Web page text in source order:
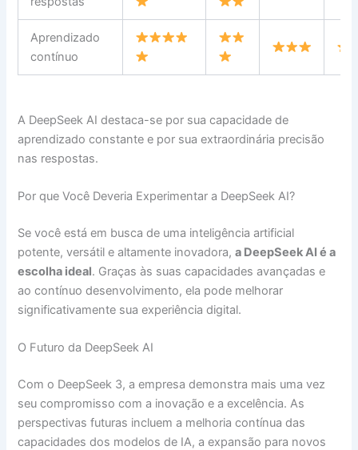
Aprendizado
contínuo
A DeepSeek AI destaca-se por sua capacidade de
aprendizado constante e por sua extraordinária precisão
nas respostas.
Por que Você Deveria Experimentar a DeepSeek AI?
Se você está em busca de uma inteligência artificial
potente, versátil e altamente inovadora,a DeepSeek AI é a
escolha ideal. Graças às suas capacidades avançadas e
ao contínuo desenvolvimento, ela pode melhorar
significativamente sua experiência digital.
O Futuro da DeepSeek AI
Com o DeepSeek 3, a empresa demonstra mais uma vez
seu compromisso com a inovação e a excelência. As
perspectivas futuras incluem a melhoria contínua das
capacidades dos modelos de IA, a expansão para novos